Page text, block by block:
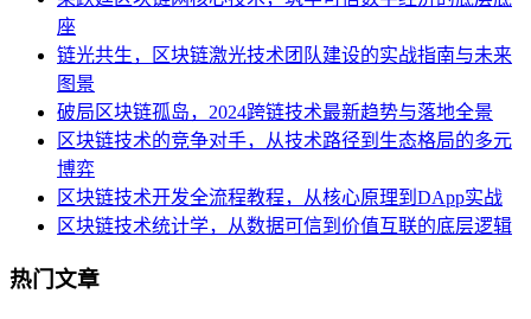
座
链光共生，区块链激光技术团队建设的实战指南与未来
图景
破局区块链孤岛，2024跨链技术最新趋势与落地全景
区块链技术的竞争对手，从技术路径到生态格局的多元
博弈
区块链技术开发全流程教程，从核心原理到DApp实战
区块链技术统计学，从数据可信到价值互联的底层逻辑
热门文章